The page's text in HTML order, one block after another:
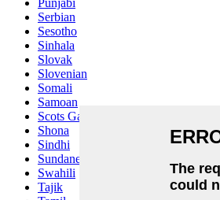
Punjabi
Serbian
Sesotho
Sinhala
Slovak
Slovenian
Somali
Samoan
Scots Gaelic
Shona
Sindhi
Sundanese
Swahili
Tajik